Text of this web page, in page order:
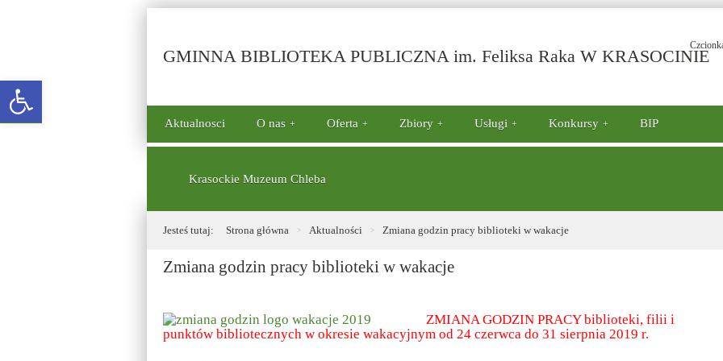
Open toolbar
GMINNA BIBLIOTEKA PUBLICZNA im. Feliksa Raka W KRASOCINIE-
w
Aktualnosci O nas Oferta Zbiory Usługi Konkursy BIP
Krasockie Muzeum Chleba
Jesteś tutaj: Strona główna Aktualności Zmiana godzin pracy biblioteki w wakacje
Zmiana godzin pracy biblioteki w wakacje
ZMIANA GODZIN PRACYbiblioteki, filii i
punktów bibliotecznych w okresie wakacyjnym od 24 czerwca do 31 sierpnia 2019 r.